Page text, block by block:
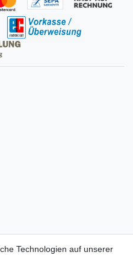
Technologien auf unserer